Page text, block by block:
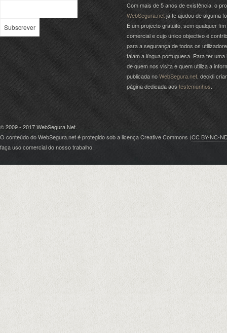
Com mais de 5 anos de existência, o
WebSegura.netjá te ajudou de alguma
É um projecto gratuito, sem qualquer fim
comercial e cujo único objectivo é
para a segurança de todos os
falam a língua portuguesa. Para ter uma
de quem nos visita e quem utiliza a
publicada noWebSegura.net , decidi
página dedicada aos testemunhos
© 2009 - 2017WebSegura.Net.
O conteúdo do WebSegura.net é protegido sob a licença Creative Commons (CC BY-NC-
faça uso comercial do nosso trabalho.